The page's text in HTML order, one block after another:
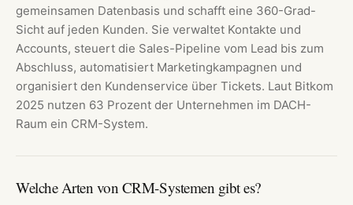
gemeinsamen Datenbasis und schafft eine 360-Grad-
Sicht auf jeden Kunden. Sie verwaltet Kontakte und
Accounts, steuert die Sales-Pipeline vom Lead bis zum
Abschluss, automatisiert Marketingkampagnen und
organisiert den Kundenservice über Tickets. Laut Bitkom
2025 nutzen 63 Prozent der Unternehmen im DACH-
Raum ein CRM-System.
Welche Arten von CRM-Systemen gibt es?